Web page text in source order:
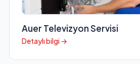
Auer Televizyon Servisi
Detaylı bilgi →